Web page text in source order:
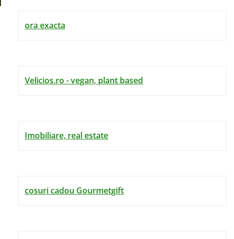
ora exacta
Velicios.ro - vegan, plant based
Imobiliare, real estate
cosuri cadou Gourmetgift